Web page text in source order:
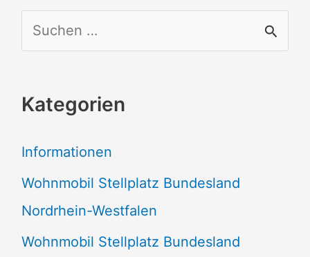
u
h
n
n
a
c
Kategorien
Informationen
Wohnmobil Stellplatz Bundesland
Nordrhein-Westfalen
Wohnmobil Stellplatz Bundesland